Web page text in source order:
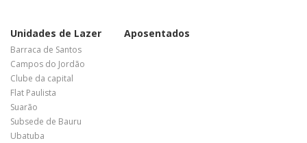
Unidades de Lazer
Barraca de Santos
Campos do Jordão
Clube da capital
Flat Paulista
Suarão
Subsede de Bauru
Ubatuba
Aposentados